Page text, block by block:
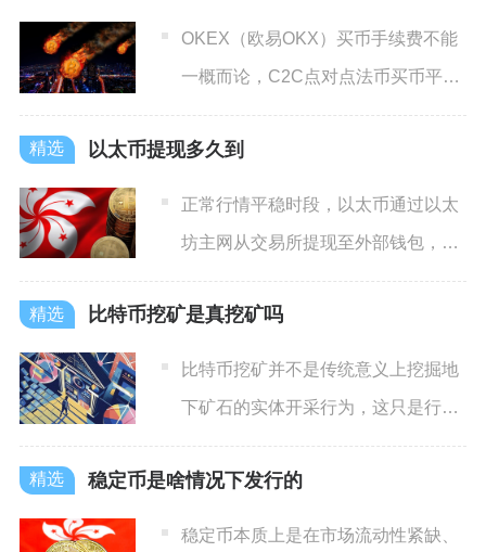
OKEX（欧易OKX）买币手续费不能
一概而论，C2C点对点法币买币平台
不收取任何手续费，而
以太币提现多久到
正常行情平稳时段，以太币通过以太
坊主网从交易所提现至外部钱包，整
体到账普遍在10至30分钟
比特币挖矿是真挖矿吗
比特币挖矿并不是传统意义上挖掘地
下矿石的实体开采行为，这只是行业
借用现实采矿概念形成的通俗
稳定币是啥情况下发行的
稳定币本质上是在市场流动性紧缺、